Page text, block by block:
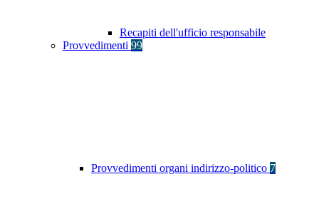
Recapiti dell'ufficio responsabile
Provvedimenti 99
Provvedimenti organi indirizzo-politico 7